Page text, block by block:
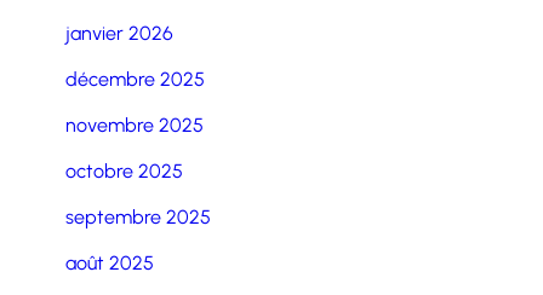
janvier 2026
décembre 2025
novembre 2025
octobre 2025
septembre 2025
août 2025